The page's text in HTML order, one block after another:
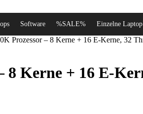
Software %SALE% Einzelne Laptop
Prozessor – 8 Kerne + 16 E-Kerne, 32
8 Kerne + 16 E-